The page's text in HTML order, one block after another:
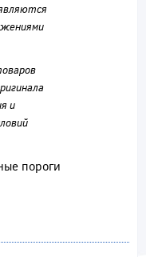
и
пороги